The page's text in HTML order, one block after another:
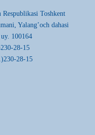
Respublikasi Toshkent
Yalang’och dahasi
100164
28-15
28-15